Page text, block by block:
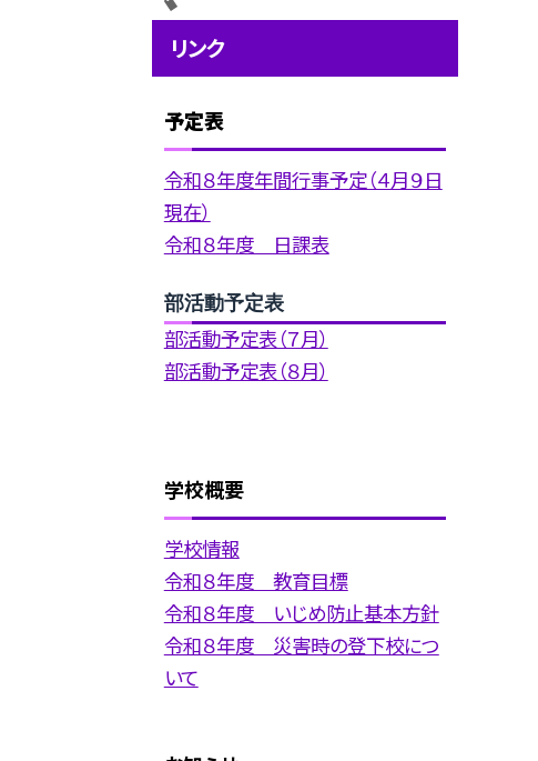
リンク
予定表
令和８年度年間行事予定（４月９日
現在）
令和８年度 日課表
部活動予定表
部活動予定表（７月）
部活動予定表（８月）
学校概要
学校情報
令和８年度 教育目標
令和８年度 いじめ防止基本方針
令和８年度 災害時の登下校につ
いて